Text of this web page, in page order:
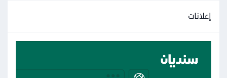
إعلانات